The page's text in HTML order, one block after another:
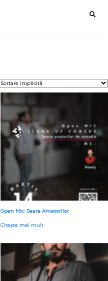
Open Mic: Seara Amatorilor
Citește mai mult